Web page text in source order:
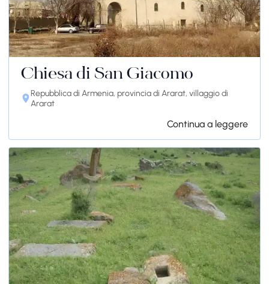
Chiesa di San Giacomo
Repubblica di Armenia, provincia di Ararat, villaggio di
Ararat
Continua a leggere